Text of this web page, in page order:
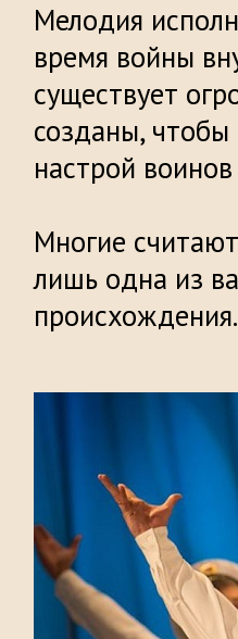
Мелодия
время войны
существует
созданы,
настрой
Многие
лишь одна из
происхождения.